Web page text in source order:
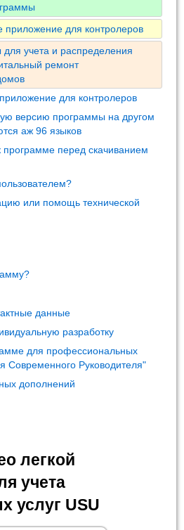
приложение для контролеров
учета и распределения
ремонт
для контролеров
версию программы на другом
аж 96 языков
программе перед скачиванием
или помощь технической
данные
разработку
для профессиональных
Современного Руководителя"
дополнений
легкой
учета
услуг USU